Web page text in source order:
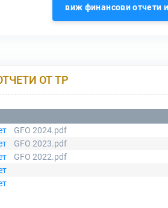
виж финансови отчети
ОТ ТР
GFO 2024.pdf
GFO 2023.pdf
GFO 2022.pdf